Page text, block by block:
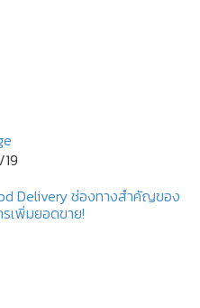
Delivery ช่องทางสำคัญของ
เพิ่มยอดขาย!